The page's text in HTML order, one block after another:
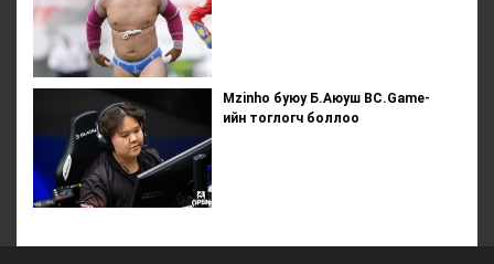
Mzinho буюу Б.Аюуш BC.Game-
ийн тоглогч боллоо